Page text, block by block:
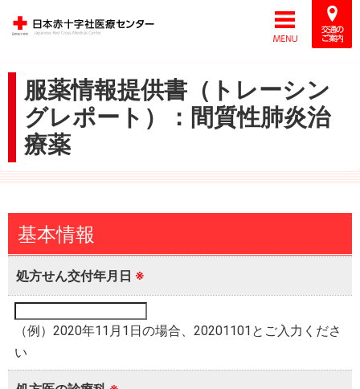
服薬情報提供書（トレーシン
グレポート）：間質性肺炎治
療薬
基本情報
処方せん交付年月日 ※
（例）2020年11月1日の場合、20201101とご入力くださ
い